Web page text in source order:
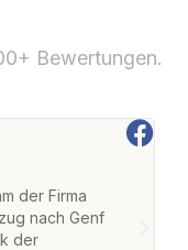
Bewertungen.
der Firma
nach Genf
der